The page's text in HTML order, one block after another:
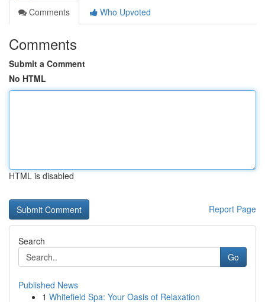
Comments
Who Upvoted
Comments
Submit a Comment
No HTML
HTML is disabled
Report Page
Search
Go
Published News
1 Whitefield Spa: Your Oasis of Relaxation